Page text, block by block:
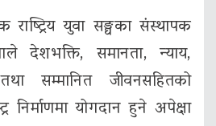
राष्ट्रिय युवा सङ्घका संस्थापक
देशभक्ति, समानता, न्याय,
सम्मानित जीवनसहितको
निर्माणमा योगदान हुने अपेक्षा